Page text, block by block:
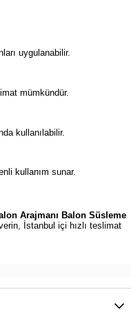
uygulanabilir.
mümkündür.
kullanılabilir.
kullanım sunar.
Arajmanı Balon Süsleme
İstanbul içi hızlı teslimat